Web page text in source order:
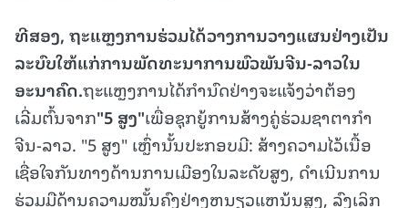
ທີສອງ, ຖະແຫຼງການຮ່ວມໄດ້ວາງການວາງແຜນຢ່າງເປັນ
ລະບົບໃຫ້ແກ່ການພັດທະນາການພົວພັນຈີນ-ລາວໃນ
ອະນາຄົດ.ຖະແຫຼງການໄດ້ກຳນົດຢ່າງຈະແຈ້ງວ່າຕ້ອງ
ເລີ່ມຕົ້ນຈາກ"5 ສູງ"ເພື່ອຊຸກຍູ້ການສ້າງຄູ່ຮ່ວມຊາຕາກຳ
ຈີນ-ລາວ. "5 ສູງ" ເຫຼົ່ານັ້ນປະກອບມີ: ສ້າງຄວາມໄວ້ເນື້ອ
ເຊື່ອໃຈກັນທາງດ້ານການເມືອງໃນລະດັບສູງ, ດໍາເນີນການ
ຮ່ວມມືດ້ານຄວາມໝັ້ນຄົງຢ່າງຫນຽວແຫນ້ນສູງ, ລົງເລິກ